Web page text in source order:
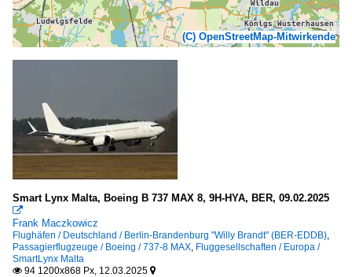
(C) OpenStreetMap-Mitwirkende
Smart Lynx Malta, Boeing B 737 MAX 8, 9H-HYA, BER, 09.02.2025

Frank Maczkowicz
Flughäfen / Deutschland / Berlin-Brandenburg "Willy Brandt" (BER-EDDB),
Passagierflugzeuge / Boeing / 737-8 MAX, Fluggesellschaften / Europa /
SmartLynx Malta
 94 1200x868 Px, 12.03.2025 